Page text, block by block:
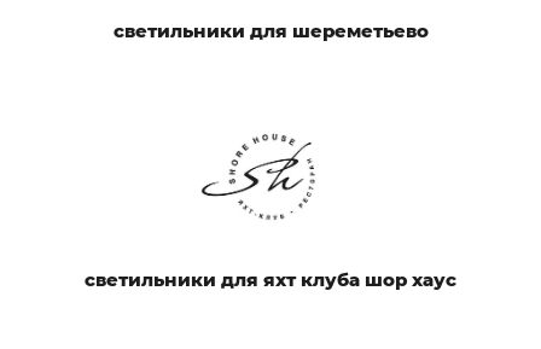
светильники для шереметьево
светильники для яхт клуба шор хаус